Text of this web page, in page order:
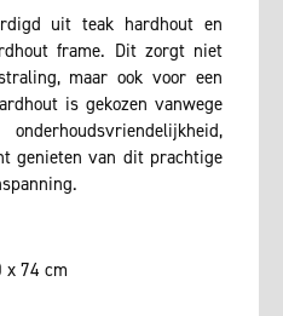
uit teak hardhout en
frame. Dit zorgt niet
maar ook voor een
is gekozen vanwege
genieten van dit prachtige
x 74 cm